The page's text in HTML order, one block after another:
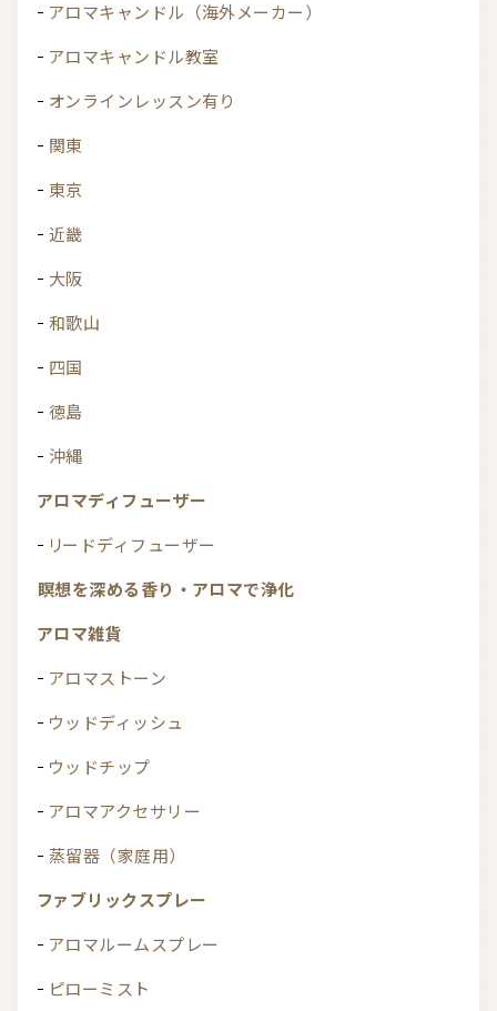
アロマキャンドル（海外メーカー）
アロマキャンドル教室
オンラインレッスン有り
関東
東京
近畿
大阪
和歌山
四国
徳島
沖縄
アロマディフューザー
リードディフューザー
瞑想を深める香り・アロマで浄化
アロマ雑貨
アロマストーン
ウッドディッシュ
ウッドチップ
アロマアクセサリー
蒸留器（家庭用）
ファブリックスプレー
アロマルームスプレー
ピローミスト